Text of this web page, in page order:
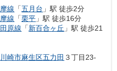
線 「五月台 」駅 徒歩2分
線 「栗平 」駅 徒歩16分
原線 「新百合ヶ丘 」駅 徒歩21
川崎市麻生区五力田 ３丁目23-